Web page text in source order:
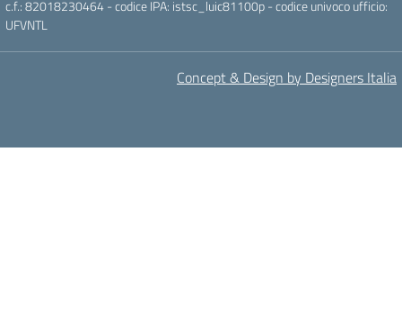
c.f.: 82018230464 - codice IPA: istsc_luic81100p - codice univoco ufficio:
UFVNTL
Concept & Design by Designers Italia